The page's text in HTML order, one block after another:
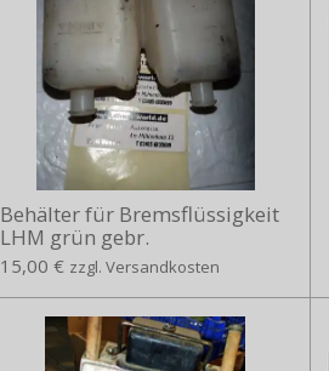
Behälter für Bremsflüssigkeit
LHM grün gebr.
15,00 € zzgl. Versandkosten